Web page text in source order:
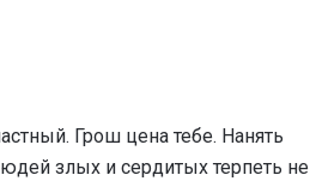
Грош цена тебе. Нанять
злых и сердитых терпеть не